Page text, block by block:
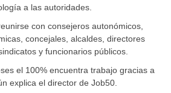
a las autoridades.
con consejeros autonómicos,
concejales, alcaldes, directores
y funcionarios públicos.
el 100% encuentra trabajo gracias a
explica el director de Job50.